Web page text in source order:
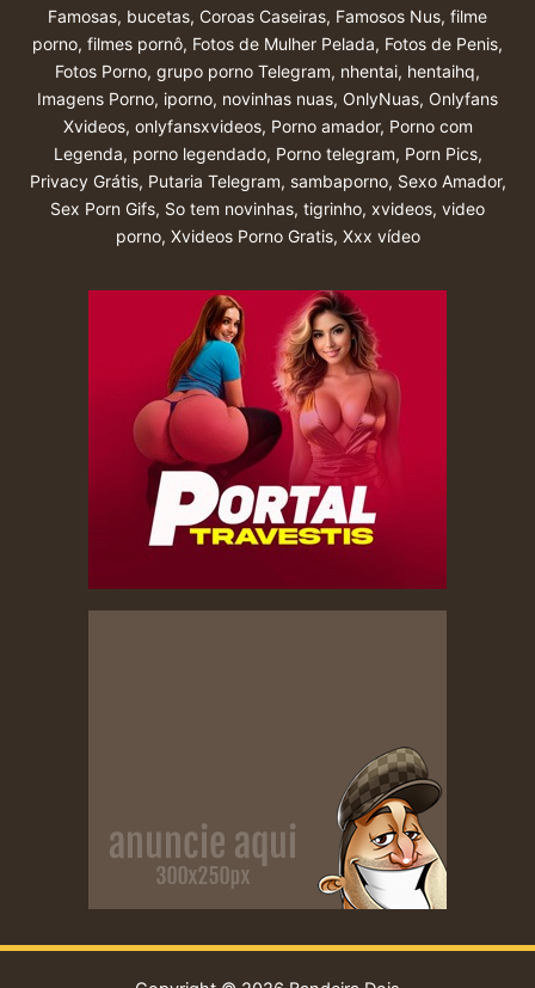
Famosas, bucetas, Coroas Caseiras, Famosos Nus, filme
porno, filmes pornô, Fotos de Mulher Pelada, Fotos de Penis,
Fotos Porno, grupo porno Telegram, nhentai, hentaihq,
Imagens Porno, iporno, novinhas nuas, OnlyNuas, Onlyfans
Xvideos, onlyfansxvideos, Porno amador, Porno com
Legenda, porno legendado, Porno telegram, Porn Pics,
Privacy Grátis, Putaria Telegram, sambaporno, Sexo Amador,
Sex Porn Gifs, So tem novinhas, tigrinho, xvideos, video
porno, Xvideos Porno Gratis, Xxx vídeo